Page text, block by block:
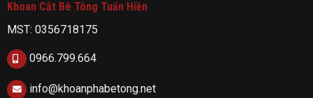
Khoan Cắt Bê Tông Tuấn Hiền
MST: 0356718175
0966.799.664
info@khoanphabetong.net